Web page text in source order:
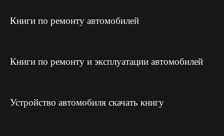
Книги по ремонту автомобилей
Книги по ремонту и эксплуатации автомобилей
Устройство автомобиля скачать книгу